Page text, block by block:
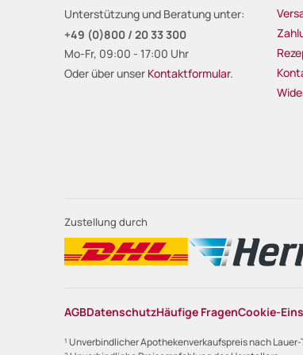
Unterstützung und Beratung unter:
+49 (0)800 / 20 33 300
Mo-Fr, 09:00 - 17:00 Uhr
Oder über unser Kontaktformular.
Zustellung durch
AGBDatenschutzHäufige FragenCookie-
¹ Unverbindlicher Apothekenverkaufspreis nach